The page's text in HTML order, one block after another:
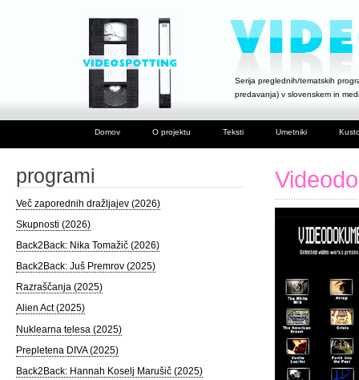
Serija preglednih/tematskih
predavanja) v slovenskem in
Domov O projektu Teksti Umetniki
programi
Več zaporednih dražljajev (2026)
Skupnosti (2026)
Back2Back: Nika Tomažič (2026)
Back2Back: Juš Premrov (2025)
Razraščanja (2025)
Alien Act (2025)
Nuklearna telesa (2025)
Prepletena DIVA (2025)
Back2Back: Hannah Koselj Marušič (2025)